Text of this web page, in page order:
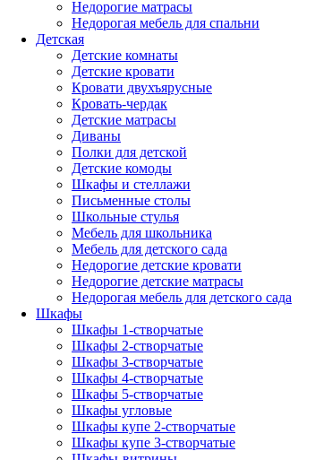
Недорогие матрасы
Недорогая мебель для спальни
Детская
Детские комнаты
Детские кровати
Кровати двухъярусные
Кровать-чердак
Детские матрасы
Диваны
Полки для детской
Детские комоды
Шкафы и стеллажи
Письменные столы
Школьные стулья
Мебель для школьника
Мебель для детского сада
Недорогие детские кровати
Недорогие детские матрасы
Недорогая мебель для детского сада
Шкафы
Шкафы 1-створчатые
Шкафы 2-створчатые
Шкафы 3-створчатые
Шкафы 4-створчатые
Шкафы 5-створчатые
Шкафы угловые
Шкафы купе 2-створчатые
Шкафы купе 3-створчатые